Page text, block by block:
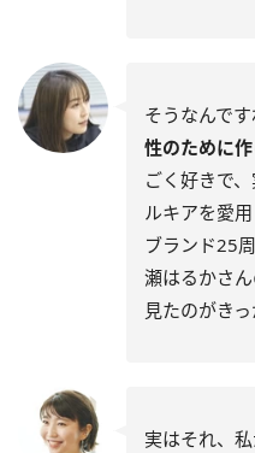
そうなんで
性のために
ごく好きで
ルキアを愛用
ブランド25
瀬はるかさ
見たのがき
実はそれ、